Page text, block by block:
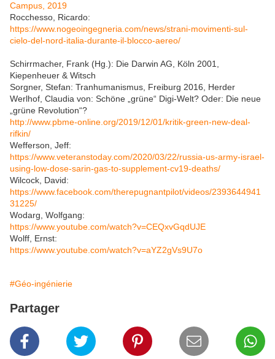
Campus, 2019
Rocchesso, Ricardo:
https://www.nogeoingegneria.com/news/strani-movimenti-sul-
cielo-del-nord-italia-durante-il-blocco-aereo/
Schirrmacher, Frank (Hg.): Die Darwin AG, Köln 2001,
Kiepenheuer & Witsch
Sorgner, Stefan: Tranhumanismus, Freiburg 2016, Herder
Werlhof, Claudia von: Schöne „grüne“ Digi-Welt? Oder: Die neue
„grüne Revolution“?
http://www.pbme-online.org/2019/12/01/kritik-green-new-deal-
rifkin/
Wefferson, Jeff:
https://www.veteranstoday.com/2020/03/22/russia-us-army-israel-
using-low-dose-sarin-gas-to-supplement-cv19-deaths/
Wilcock, David:
https://www.facebook.com/therepugnantpilot/videos/2393644941
31225/
Wodarg, Wolfgang:
https://www.youtube.com/watch?v=CEQxvGqdUJE
Wolff, Ernst:
https://www.youtube.com/watch?v=aYZ2gVs9U7o
#Géo-ingénierie
Partager